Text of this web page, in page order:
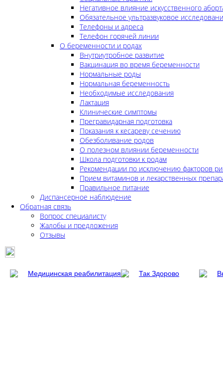
Негативное влияние искусственного
Обязательное ультразвуковое
Телефоны и адреса
Телефон горячей линии
О беременности и родах
Внутриутробное развитие
Вакцинация во время беременности
Нормальные роды
Нормальная беременность
Необходимые исследования
Лактация
Клинические симптомы
Прегравидарная подготовка
Показания к кесареву сечению
Обезболивание родов
О полезном влиянии беременности
Школа подготовки к родам
Рекомендации по исключению факторов
Прием витаминов и лекарственных
Правильное питание
Диспансерное наблюдение
Обратная связь
Вопрос специалисту
Жалобы и предложения
Отзывы